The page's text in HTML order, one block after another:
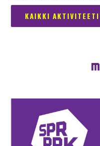
KAIKKI